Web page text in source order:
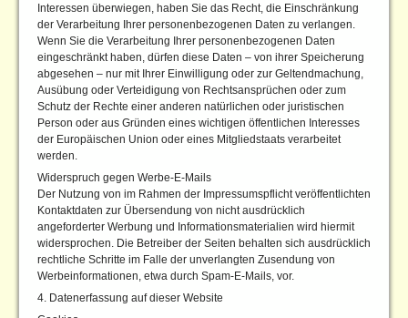
Interessen überwiegen, haben Sie das Recht, die Einschränkung
der Verarbeitung Ihrer personenbezogenen Daten zu verlangen.
Wenn Sie die Verarbeitung Ihrer personenbezogenen Daten
eingeschränkt haben, dürfen diese Daten – von ihrer Speicherung
abgesehen – nur mit Ihrer Einwilligung oder zur Geltendmachung,
Ausübung oder Verteidigung von Rechtsansprüchen oder zum
Schutz der Rechte einer anderen natürlichen oder juristischen
Person oder aus Gründen eines wichtigen öffentlichen Interesses
der Europäischen Union oder eines Mitgliedstaats verarbeitet
werden.
Widerspruch gegen Werbe-E-Mails
Der Nutzung von im Rahmen der Impressumspflicht veröffentlichten
Kontaktdaten zur Übersendung von nicht ausdrücklich
angeforderter Werbung und Informationsmaterialien wird hiermit
widersprochen. Die Betreiber der Seiten behalten sich ausdrücklich
rechtliche Schritte im Falle der unverlangten Zusendung von
Werbeinformationen, etwa durch Spam-E-Mails, vor.
4. Datenerfassung auf dieser Website